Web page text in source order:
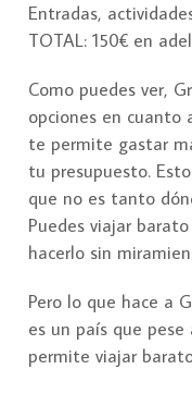
Entradas,
TOTAL: 150€ en
Como puedes ver,
opciones en cuanto
te permite gastar
tu presupuesto.
que no es tanto
Puedes viajar
hacerlo sin
Pero lo que hace a
es un país que
permite viajar